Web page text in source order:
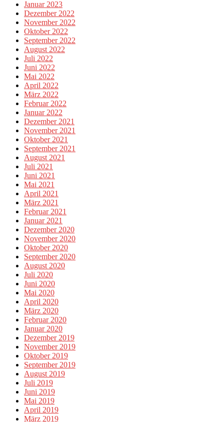
Januar 2023
Dezember 2022
November 2022
Oktober 2022
September 2022
August 2022
Juli 2022
Juni 2022
Mai 2022
April 2022
März 2022
Februar 2022
Januar 2022
Dezember 2021
November 2021
Oktober 2021
September 2021
August 2021
Juli 2021
Juni 2021
Mai 2021
April 2021
März 2021
Februar 2021
Januar 2021
Dezember 2020
November 2020
Oktober 2020
September 2020
August 2020
Juli 2020
Juni 2020
Mai 2020
April 2020
März 2020
Februar 2020
Januar 2020
Dezember 2019
November 2019
Oktober 2019
September 2019
August 2019
Juli 2019
Juni 2019
Mai 2019
April 2019
März 2019